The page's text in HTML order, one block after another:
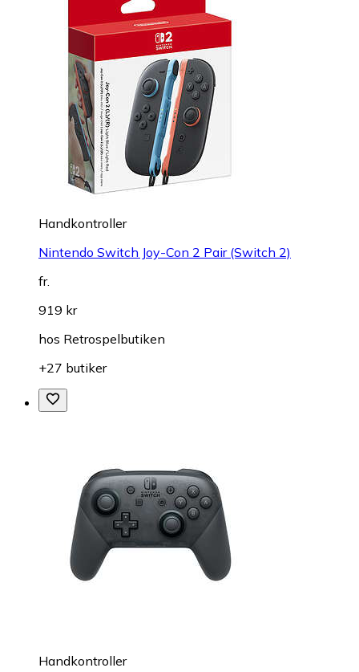
Handkontroller
Nintendo Switch Joy-Con 2 Pair (Switch 2)
fr.
919 kr
hos Retrospelbutiken
+27 butiker
Handkontroller